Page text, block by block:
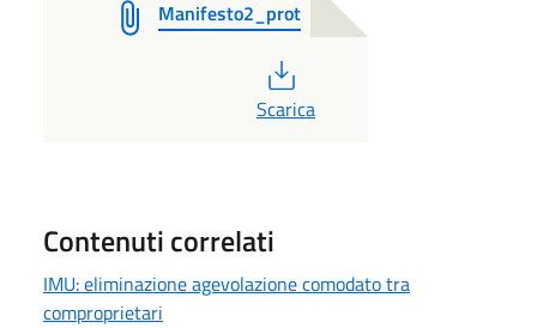
Manifesto2_prot
Scarica
Contenuti correlati
IMU: eliminazione agevolazione comodato tra
comproprietari